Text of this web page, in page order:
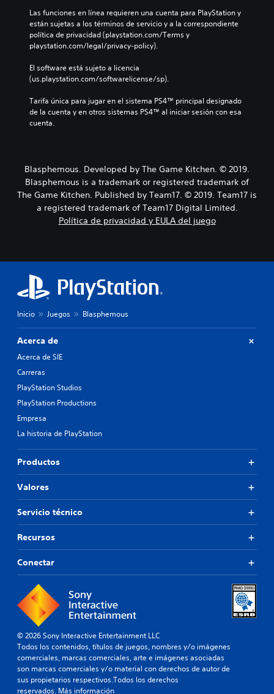
Las funciones en línea requieren una cuenta para PlayStation y
están sujetas a los términos de servicio y a la correspondiente
política de privacidad (playstation.com/Terms y
playstation.com/legal/privacy-policy).
El software está sujeto a licencia
(us.playstation.com/softwarelicense/sp).
Tarifa única para jugar en el sistema PS4™ principal designado
de la cuenta y en otros sistemas PS4™ al iniciar sesión con esa
cuenta.
Blasphemous. Developed by The Game Kitchen. © 2019.
Blasphemous is a trademark or registered trademark of
The Game Kitchen. Published by Team17. © 2019. Team17 is
a registered trademark of Team17 Digital Limited.
Política de privacidad y EULA del juego
Inicio Juegos Blasphemous
Acerca de
Acerca de SIE
Carreras
PlayStation Studios
PlayStation Productions
Empresa
La historia de PlayStation
Productos
Valores
Servicio técnico
Recursos
Conectar
© 2026 Sony Interactive Entertainment LLC
Todos los contenidos, títulos de juegos, nombres y/o imágenes
comerciales, marcas comerciales, arte e imágenes asociadas
son marcas comerciales y/o material con derechos de autor de
sus propietarios respectivos.Todos los derechos
reservados. Más información